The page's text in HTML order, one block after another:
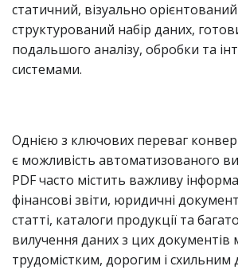
статичний, візуально
структурований набір даних,
подальшого аналізу, обробки та
системами.
Однією з ключових переваг
є можливість автоматизованого
PDF часто містить важливу
фінансові звіти, юридичні
статті, каталоги продукції та
вилучення даних з цих документів
трудомістким, дорогим і схильним